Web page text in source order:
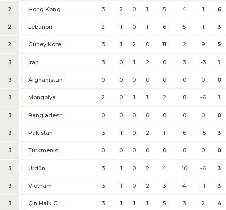
2 Hong Kong 3 2 0 1 5 4 1 6
2 Lebanon 2 1 0 1 6 5 1 3
2 Güney Kore 3 1 2 0 11 2 9 5
3 İran 3 0 1 2 0 3 -3 1
3 Afghanistan 0 0 0 0 0 0 0 0
3 Mongolya 2 0 1 1 2 8 -6 1
3 Bangladesh 0 0 0 0 0 0 0 0
3 Pakistan 3 1 0 2 1 6 -5 3
3 Turkmenistan 0 0 0 0 0 0 0 0
3 Ürdün 3 1 0 2 4 10 -6 3
3 Vietnam 3 1 0 2 3 4 -1 3
3 Çin Halk Cumhuriyeti 3 1 1 1 5 3 2 4